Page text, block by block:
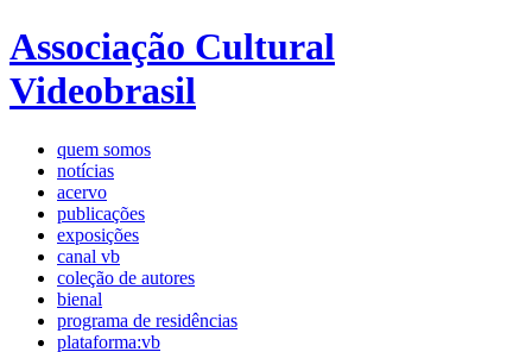
Associação Cultural
Videobrasil
quem somos
notícias
acervo
publicações
exposições
canal vb
coleção de autores
bienal
programa de residências
plataforma:vb